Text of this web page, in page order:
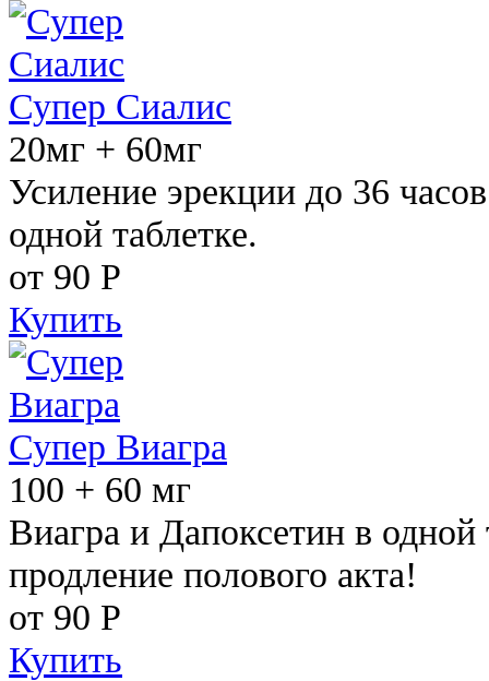
Супер Сиалис
20мг + 60мг
Усиление эрекции до 36
одной таблетке.
от 90 Р
Купить
Супер Виагра
100 + 60 мг
Виагра и Дапоксетин в одной
продление полового акта!
от 90 Р
Купить